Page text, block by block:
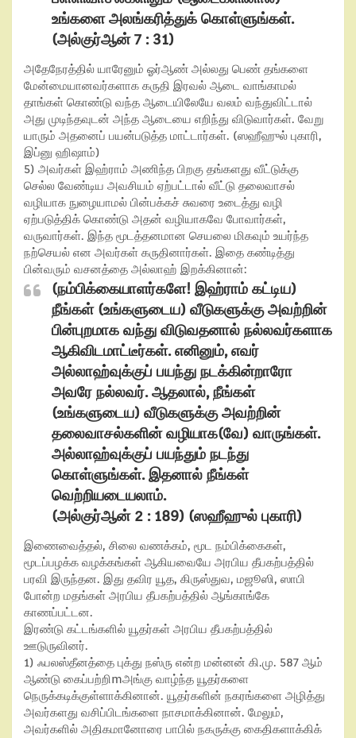
உங்களை அலங்கரித்துக் கொள்ளுங்கள்.
(அல்குர்ஆன்7 : 31)
அதேநேரத்தில் யாரேனும் ஓர்ஆண் அல்லது பெண் தங்களை
மேன்மையானவர்களாக கருதி இரவல் ஆடை வாங்காமல்
தாங்கள் கொண்டு வந்த ஆடையிலேயே வலம் வந்துவிட்டால்
அது முடிந்தவுடன் அந்த ஆடையை எறிந்து விடுவார்கள். வேறு
யாரும் அதனைப் பயன்படுத்த மாட்டார்கள். (ஸஹீஹுல் புகாரி,
இப்னு ஹிஷாம்)
5) அவர்கள் இஹ்ராம் அணிந்த பிறகு தங்களது வீட்டுக்கு
செல்ல வேண்டிய அவசியம் ஏற்பட்டால் வீட்டு தலைவாசல்
வழியாக நுழையாமல் பின்பக்கச் சுவரை உடைத்து வழி
ஏற்படுத்திக் கொண்டு அதன் வழியாகவே போவார்கள்,
வருவார்கள். இந்த மூடத்தனமான செயலை மிகவும் உயர்ந்த
நற்செயல் என அவர்கள் கருதினார்கள். இதை கண்டித்து
பின்வரும் வசனத்தை அல்லாஹ் இறக்கினான்:
(நம்பிக்கையாளர்களே! இஹ்ராம் கட்டிய)
நீங்கள் (உங்களுடைய) வீடுகளுக்கு அவற்றின்
பின்புறமாக வந்து விடுவதனால் நல்லவர்களாக
ஆகிவிடமாட்டீர்கள். எனினும்,எவர்
அல்லாஹ்வுக்குப் பயந்து நடக்கின்றாரோ
அவரே நல்லவர். ஆதலால்,நீங்கள்
(உங்களுடைய) வீடுகளுக்கு அவற்றின்
தலைவாசல்களின் வழியாக(வே) வாருங்கள்.
அல்லாஹ்வுக்குப் பயந்தும் நடந்து
கொள்ளுங்கள். இதனால் நீங்கள்
வெற்றியடையலாம்.
(அல்குர்ஆன் 2 : 189) (ஸஹீஹுல் புகாரி)
இணைவைத்தல், சிலை வணக்கம், மூட நம்பிக்கைகள்,
மூடப்பழக்க வழக்கங்கள் ஆகியவையே அரபிய தீபகற்பத்தில்
பரவி இருந்தன. இது தவிர யூத, கிருஸ்துவ, மஜூஸி, ஸாபி
போன்ற மதங்கள் அரபிய தீபகற்பத்தில் ஆங்காங்கே
காணப்பட்டன.
இரண்டு கட்டங்களில் யூதர்கள் அரபிய தீபகற்பத்தில்
ஊடுருவினர்.
1) ஃபலஸ்தீனத்தை புக்து நஸ்ரு என்ற மன்னன் கி.மு. 587 ஆம்
ஆண்டு கைப்பற்றிmஅங்கு வாழ்ந்த யூதர்களை
நெருக்கடிக்குள்ளாக்கினான். யூதர்களின் நகரங்களை அழித்து
அவர்களது வசிப்பிடங்களை நாசமாக்கினான். மேலும்,
அவர்களில் அதிகமானோரை பாபில் நகருக்கு கைதிகளாக்கிக்